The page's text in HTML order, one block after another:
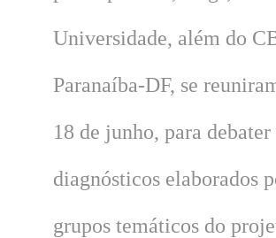
Universidade, além do
Paranaíba-DF, se
18 de junho, para debater
diagnósticos elaborados
grupos temáticos do